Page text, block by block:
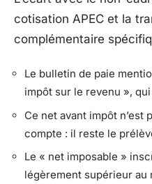
cotisation APEC et la
complémentaire
Le bulletin de paie
impôt sur le revenu »,
Ce net avant impôt n’est
compte : il reste le
Le « net imposable »
légèrement supérieur au